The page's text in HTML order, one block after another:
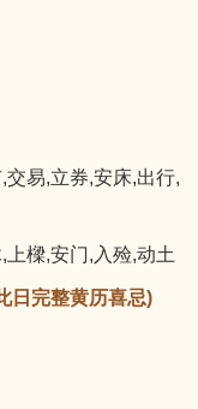
易,立券,安床,出行,
上樑,安门,入殓,动土
日完整黄历喜忌)